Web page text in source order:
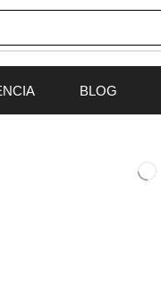
BLOG